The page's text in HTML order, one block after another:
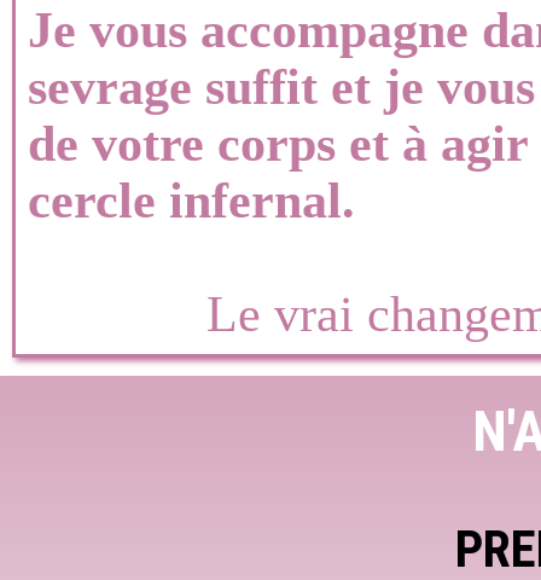
Je vous accompagne
sevrage suffit et je
de votre corps et à
cercle infernal.
Le vrai